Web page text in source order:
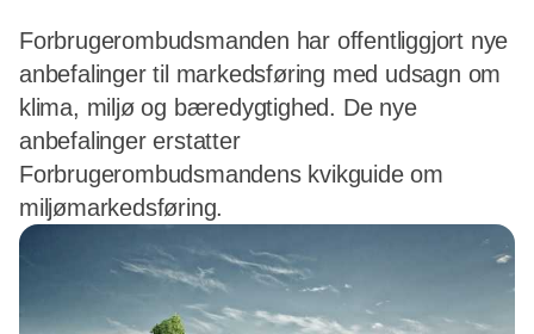
Forbrugerombudsmanden har offentliggjort nye
anbefalinger til markedsføring med udsagn om
klima, miljø og bæredygtighed. De nye
anbefalinger erstatter
Forbrugerombudsmandens kvikguide om
miljømarkedsføring.